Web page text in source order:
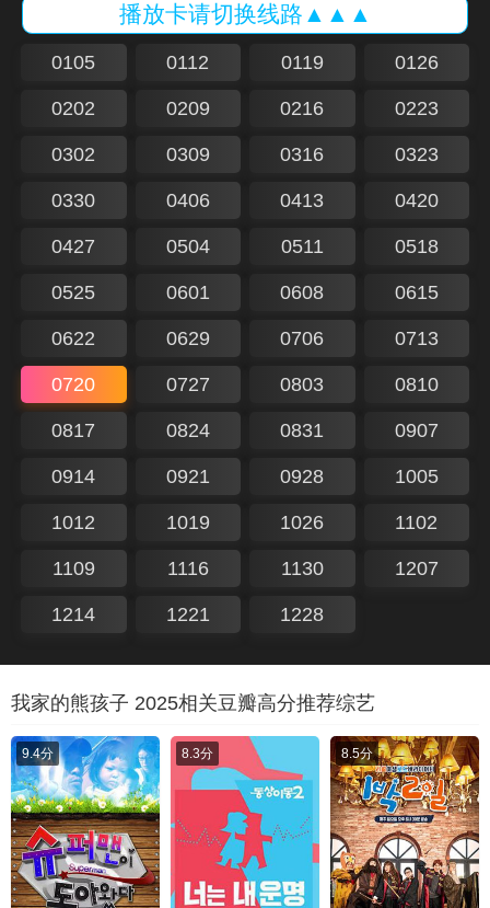
播放卡请切换线路▲▲▲
0105 0112 0119 0126
0202 0209 0216 0223
0302 0309 0316 0323
0330 0406 0413 0420
0427 0504 0511 0518
0525 0601 0608 0615
0622 0629 0706 0713
0720 0727 0803 0810
0817 0824 0831 0907
0914 0921 0928 1005
1012 1019 1026 1102
1109 1116 1130 1207
1214 1221 1228
我家的熊孩子 2025相关豆瓣高分推荐综艺
9.4分 8.3分 8.5分